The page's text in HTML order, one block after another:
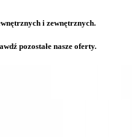
i zewnętrznych.
pozostałe nasze oferty.